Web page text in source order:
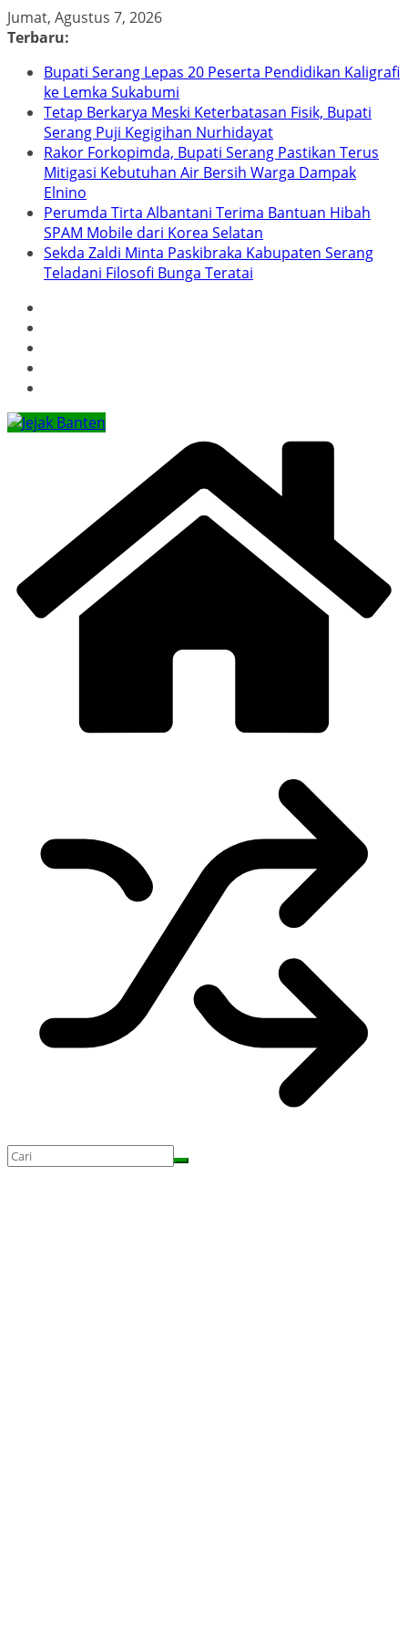
Skip
to
Jumat, Agustus 7, 2026
Terbaru:
Bupati Serang Lepas 20 Peserta Pendidikan Kaligrafi
ke Lemka Sukabumi
Tetap Berkarya Meski Keterbatasan Fisik, Bupati
Serang Puji Kegigihan Nurhidayat
Rakor Forkopimda, Bupati Serang Pastikan Terus
Mitigasi Kebutuhan Air Bersih Warga Dampak
Elnino
Perumda Tirta Albantani Terima Bantuan Hibah
SPAM Mobile dari Korea Selatan
Sekda Zaldi Minta Paskibraka Kabupaten Serang
Teladani Filosofi Bunga Teratai